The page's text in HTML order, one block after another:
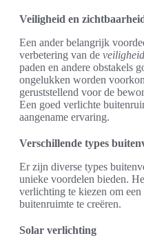
Veiligheid en
Een ander belangrijk
verbetering van de veiligheid
paden en andere obstakels
ongelukken worden
geruststellend voor de
Een goed verlichte
aangename ervaring.
Verschillende types
Er zijn diverse types
unieke voordelen bieden.
verlichting te kiezen om
buitenruimte te creëren.
Solar verlichting